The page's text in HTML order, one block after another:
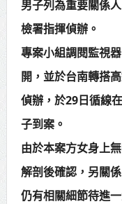
男子列為重要關係
檢署指揮偵辦。
專案小組調閱監視
開，並於台南轉搭
偵辦，於29日循線
子到案。
由於本案方女身上
解剖後確認，另關
仍有相關細節待進